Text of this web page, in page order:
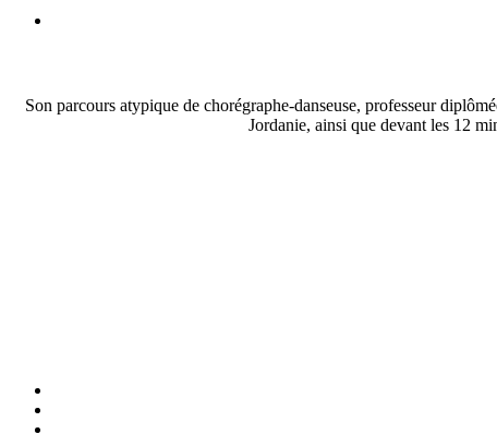
Son parcours atypique de chorégraphe-danseuse, professeur
Jordanie, ainsi que devant les 12